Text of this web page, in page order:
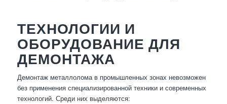
ТЕХНОЛОГИИ И
ОБОРУДОВАНИЕ ДЛЯ
ДЕМОНТАЖА
Демонтаж металлолома в промышленных зонах невозможен
без применения специализированной техники и современных
технологий. Среди них выделяются: